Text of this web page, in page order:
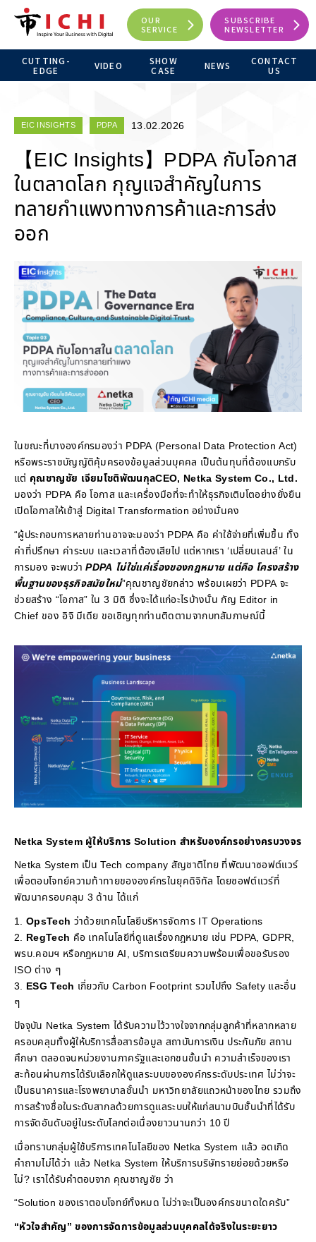
OUR
SERVICE
SUBSCRIBE
NEWSLETTER
CUTTING-
EDGE
VIDEO
SHOW
CASE
NEWS
CONTACT
US
EIC INSIGHTS PDPA 13.02.2026
【EIC Insights】PDPA กับโอกาส
ในตลาดโลก กุญแจสำคัญในการ
ทลายกำแพงทางการค้าและการส่ง
ออก
ในขณะที่บางองค์กรมองว่า PDPA (Personal Data Protection Act)
หรือพระราชบัญญัติคุ้มครองข้อมูลส่วนบุคคล เป็นต้นทุนที่ต้องแบกรับ
แต่ คุณชาญชัย เจียมโชติพัฒนกุลCEO, Netka System Co., Ltd.
มองว่า PDPA คือ โอกาส และเครื่องมือที่จะทำให้ธุรกิจเติบโตอย่างยั่งยืน
เปิดโอกาสให้เข้าสู่ Digital Transformation อย่างมั่นคง
“ผู้ประกอบการหลายท่านอาจจะมองว่า PDPA คือ ค่าใช้จ่ายที่เพิ่มขึ้น ทั้ง
ค่าที่ปรึกษา ค่าระบบ และเวลาที่ต้องเสียไป แต่หากเรา ‘เปลี่ยนเลนส์’ ใน
การมอง จะพบว่าPDPA ไม่ใช่แค่เรื่องของกฎหมาย แต่คือ โครงสร้าง
พื้นฐานของธุรกิจสมัยใหม่”คุณชาญชัยกล่าว พร้อมเผยว่า PDPA จะ
ช่วยสร้าง “โอกาส” ใน 3 มิติ ซึ่งจะได้แก่อะไรบ้างนั้น กัญ Editor in
Chief ของ อิจิ มีเดีย ขอเชิญทุกท่านติดตามจากบทสัมภาษณ์นี้
Netka System ผู้ให้บริการ Solution สำหรับองค์กรอย่างครบวงจร
Netka System เป็น Tech company สัญชาติไทย ที่พัฒนาซอฟต์แวร์
เพื่อตอบโจทย์ความท้าทายขององค์กรในยุคดิจิทัล โดยซอฟต์แวร์ที่
พัฒนาครอบคลุม 3 ด้าน ได้แก่
OpsTech ว่าด้วยเทคโนโลยีบริหารจัดการ IT Operations
RegTech คือ เทคโนโลยีที่ดูแลเรื่องกฎหมาย เช่น PDPA, GDPR,
พรบ.คอมฯ หรือกฎหมาย AI, บริการเตรียมความพร้อมเพื่อขอรับรอง
ISO ต่าง ๆ
ESG Tech เกี่ยวกับ Carbon Footprint รวมไปถึง Safety และอื่น
ๆ
ปัจจุบัน Netka System ได้รับความไว้วางใจจากกลุ่มลูกค้าที่หลากหลาย
ครอบคลุมทั้งผู้ให้บริการสื่อสารข้อมูล สถาบันการเงิน ประกันภัย สถาน
ศึกษา ตลอดจนหน่วยงานภาครัฐและเอกชนชั้นนำ ความสำเร็จของเรา
สะท้อนผ่านการได้รับเลือกให้ดูแลระบบขององค์กรระดับประเทศ ไม่ว่าจะ
เป็นธนาคารและโรงพยาบาลชั้นนำ มหาวิทยาลัยแถวหน้าของไทย รวมถึง
การสร้างชื่อในระดับสากลด้วยการดูแลระบบให้แก่สนามบินชั้นนำที่ได้รับ
การจัดอันดับอยู่ในระดับโลกต่อเนื่องยาวนานกว่า 10 ปี
เมื่อทราบกลุ่มผู้ใช้บริการเทคโนโลยีของ Netka System แล้ว อดเกิด
คำถามไม่ได้ว่า แล้ว Netka System ให้บริการบริษัทรายย่อยด้วยหรือ
ไม่? เราได้รับคำตอบจาก คุณชาญชัย ว่า
“Solution ของเราตอบโจทย์ทั้งหมด ไม่ว่าจะเป็นองค์กรขนาดใดครับ”
“หัวใจสำคัญ”ของการจัดการข้อมูลส่วนบุคคลได้จริงในระยะยาว